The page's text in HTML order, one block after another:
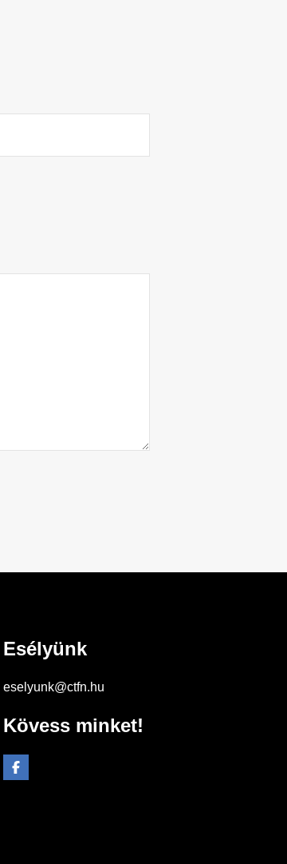
Esélyünk
eselyunk@ctfn.hu
Kövess minket!